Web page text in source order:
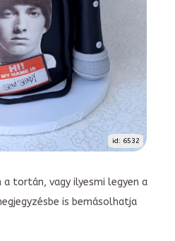
id: 6532
tortán, vagy ilyesmi legyen a
is bemásolhatja